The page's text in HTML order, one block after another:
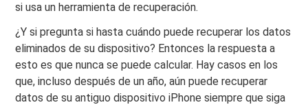
si usa un herramienta de recuperación.
¿Y si pregunta si hasta cuándo puede recuperar los datos
eliminados de su dispositivo? Entonces la respuesta a
esto es que nunca se puede calcular. Hay casos en los
que, incluso después de un año, aún puede recuperar
datos de su antiguo dispositivo iPhone siempre que siga